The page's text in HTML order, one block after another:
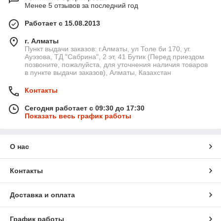
Менее 5 отзывов за последний год
Работает с 15.08.2013
г. Алматы
Пункт выдачи заказов: г.Алматы, ул Толе би 170, уг.
Ауэзова, ТД "Сабрина", 2 эт, 41 Бутик (Перед приездом
позвоните, пожалуйста, для уточнения наличия товаров
в пункте выдачи заказов), Алматы, Казахстан
Контакты
Сегодня работает с 09:30 до 17:30
Показать весь график работы
О нас
Контакты
Доставка и оплата
График работы